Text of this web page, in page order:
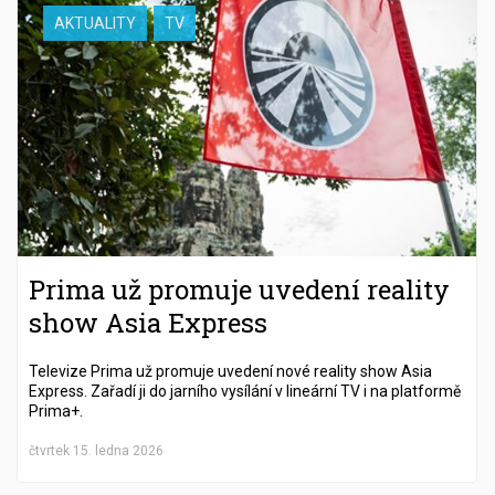
AKTUALITY TV
Prima už promuje uvedení reality
show Asia Express
Televize Prima už promuje uvedení nové reality show Asia
Express. Zařadí ji do jarního vysílání v lineární TV i na platformě
Prima+.
čtvrtek 15. ledna 2026